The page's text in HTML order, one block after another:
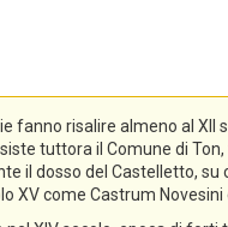
fanno risalire almeno al
tuttora il Comune di
il dosso del Castelletto,
XV come Castrum Novesini